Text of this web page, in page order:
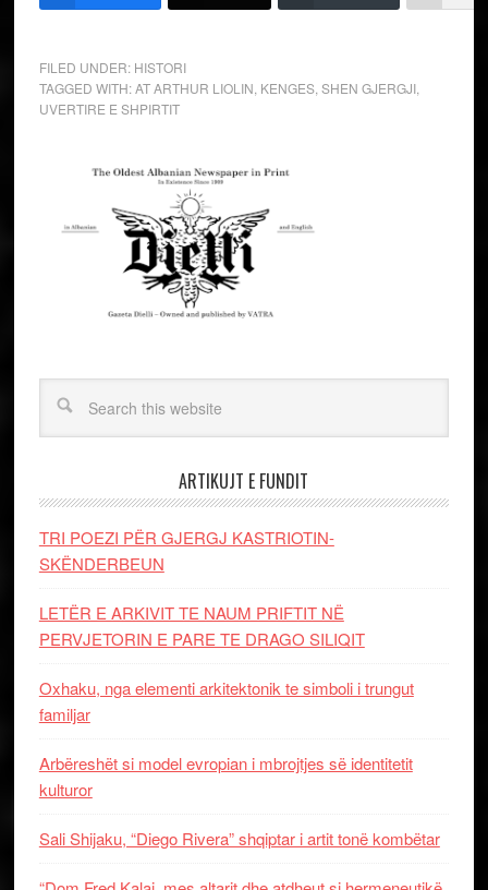
FILED UNDER: HISTORI
TAGGED WITH:AT ARTHUR LIOLIN KENGES, SHEN GJERGJI,
UVERTIRE E SHPIRTIT
ARTIKUJT E FUNDIT
TRI POEZI PËR GJERGJ KASTRIOTIN-
SKËNDERBEUN
LETËR E ARKIVIT TE NAUM PRIFTIT NË
PERVJETORIN E PARE TE DRAGO SILIQIT
Oxhaku, nga elementi arkitektonik te simboli i trungut
familjar
Arbëreshët si model evropian i mbrojtjes së identitetit
kulturor
Sali Shijaku, “Diego Rivera” shqiptar i artit tonë kombëtar